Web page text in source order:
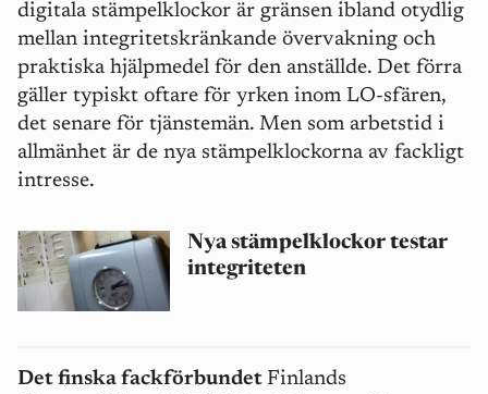
digitala stämpelklockor är gränsen ibland otydlig
mellan integritetskränkande övervakning och
praktiska hjälpmedel för den anställde. Det förra
gäller typiskt oftare för yrken inom LO-sfären,
det senare för tjänstemän. Men som arbetstid i
allmänhet är de nya stämpelklockorna av fackligt
intresse.
Nya stämpelklockor testar
integriteten
Det finska fackförbundet Finlands